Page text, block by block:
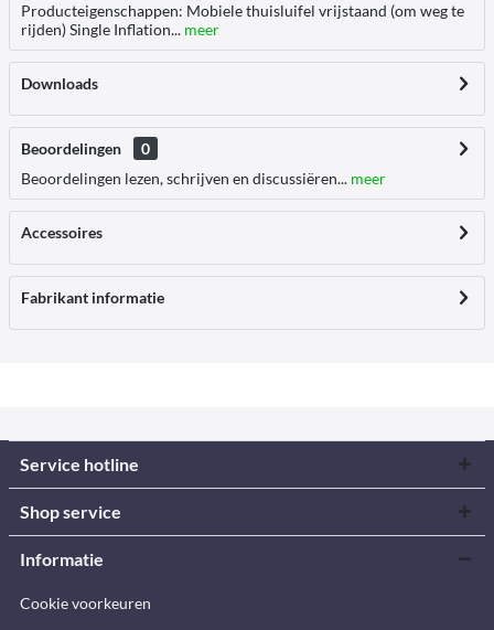
Producteigenschappen: Mobiele thuisluifel vrijstaand (om weg te
rijden) Single Inflation... meer
Downloads
Beoordelingen
0
Beoordelingen lezen, schrijven en discussiëren... meer
Accessoires
Fabrikant informatie
Service hotline
Shop service
Informatie
Cookie voorkeuren